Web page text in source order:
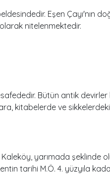
Eşen Çayı'nın
nitelenmektedir.
Bütün antik
kitabelerde ve sikkelerdeki
yarımada şeklinde
tarihi M.Ö. 4. yüzyıla